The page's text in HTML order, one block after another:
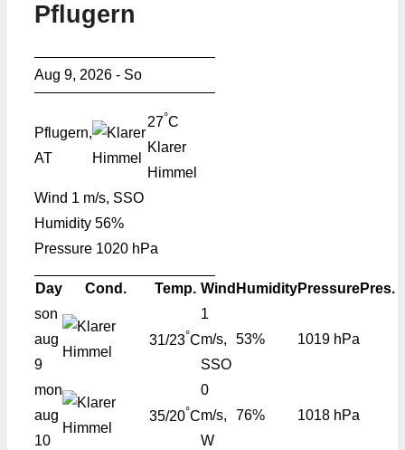
Pflugern
Aug 9, 2026 - So
Pflugern,
AT
27°C
Klarer
Himmel
Wind 1 m/s, SSO
Humidity 56%
Pressure 1020 hPa
Day Cond. Temp. Wind HumidityPressurePres.
son
aug
9
31/23°C
1
m/s,
SSO
53% 1019 hPa
mon
aug
10
35/20°C
0
m/s,
W
76% 1018 hPa